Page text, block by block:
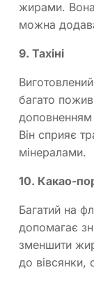
жирами.
можна
9. Тахіні
багато
доповненням
Він сприяє
мінералами.
10. Какао-
Багатий на
допомагає
зменшити
до вівсянки,